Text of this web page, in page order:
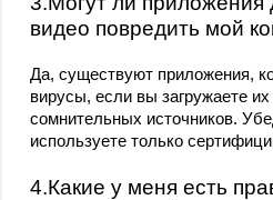
видео повредить мой
Да, существуют приложения,
вирусы, если вы загружаете их
сомнительных источников.
используете только
4.Какие у меня есть